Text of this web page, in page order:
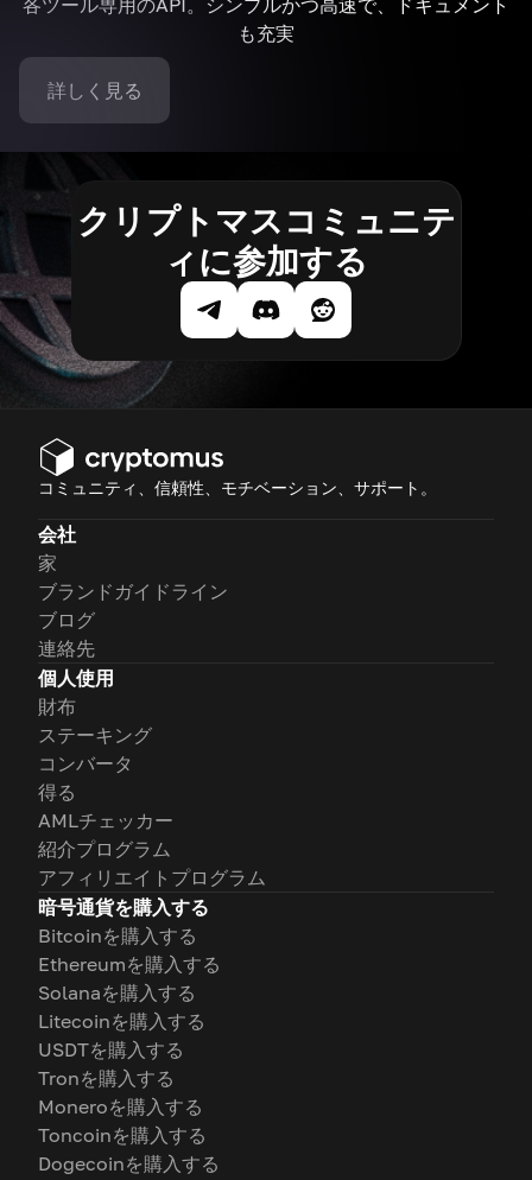
各ツール専用のAPI。シンプルかつ高速で、ドキュメント
も充実
詳しく見る
クリプトマスコミュニテ
ィに参加する
コミュニティ、信頼性、モチベーション、サポート。
会社
家
ブランドガイドライン
ブログ
連絡先
個人使用
財布
ステーキング
コンバータ
得る
AMLチェッカー
紹介プログラム
アフィリエイトプログラム
暗号通貨を購入する
Bitcoinを購入する
Ethereumを購入する
Solanaを購入する
Litecoinを購入する
USDTを購入する
Tronを購入する
Moneroを購入する
Toncoinを購入する
Dogecoinを購入する